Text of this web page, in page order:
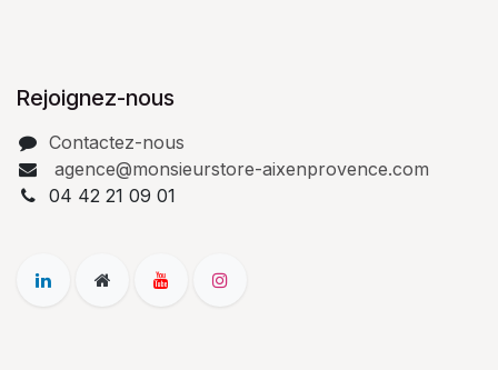
Rejoignez-nous
Contactez-nous
agence@monsieurstore-aixenprovence.com
04 42 21 09 01